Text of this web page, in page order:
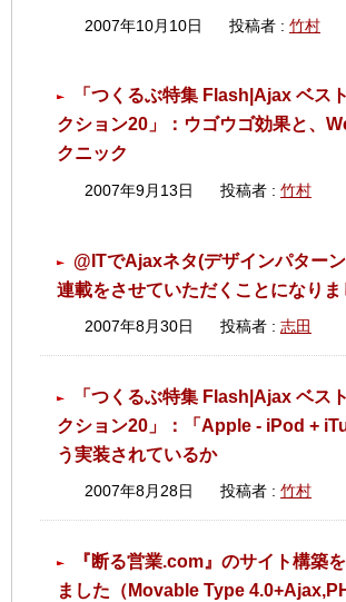
2007年10月10日 投稿者 : 竹村
「つくるぶ特集 Flash|Ajax ベス
クション20」：ウゴウゴ効果と、
クニック
2007年9月13日 投稿者 : 竹村
@ITでAjaxネタ(デザインパター
連載をさせていただくことになりま
2007年8月30日 投稿者 : 志田
「つくるぶ特集 Flash|Ajax ベス
クション20」：「Apple - iPod +
う実装されているか
2007年8月28日 投稿者 : 竹村
『断る営業.com』のサイト構築
ました（Movable Type